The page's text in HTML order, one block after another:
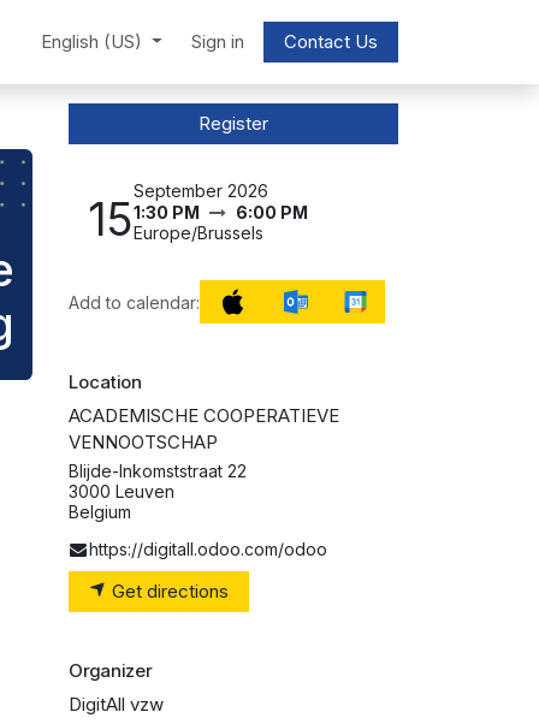
English (US) Sign in Contact Us
Register
15
September 2026
1:30 PM
6:00 PM
Europe/Brussels
Add to calendar:
Location
ACADEMISCHE COOPERATIEVE
VENNOOTSCHAP
Blijde-Inkomststraat 22
3000 Leuven
Belgium
https://digitall.odoo.com/odoo
Get directions
Organizer
DigitAll vzw